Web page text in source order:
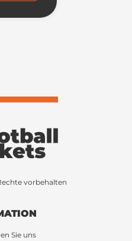
vorbehalten
Sie uns